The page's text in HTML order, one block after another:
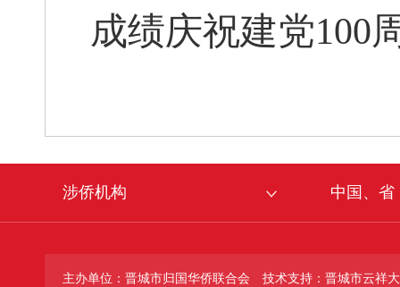
成绩庆祝建党100
涉侨机构 中国、省
主办单位：晋城市归国华侨联合会
技术支持：晋城市云祥